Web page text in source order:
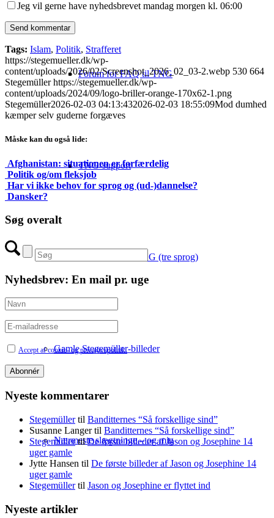
Forum for FAQ til TNG
TNG-support
Database med TNG (tre sprog)
Gamle Stegemüller-billeder
Nærmeste slægtninge – og mig
Jeg vil gerne have nyhedsbrevet mandag morgen kl. 06:00
Tags: Islam, Politik, Strafferet
https://stegemueller.dk/wp-
content/uploads/2026/02/Screenshot_2026_02_03-2.webp 530 664
Stegemüller https://stegemueller.dk/wp-
content/uploads/2024/09/logo-briller-orange-170x62-1.png
Stegemüller2026-02-03 04:13:432026-02-03 18:55:09Mod dumhed
kæmper selv guderne forgæves
Måske kan du også lide:
Afghanistan: situationen er forfærdelig
Politik og/om fleksjob
Har vi ikke behov for sprog og (ud-)dannelse?
Dansker?
Søg overalt
Nyhedsbrev: En mail pr. uge
Accept af cookie- og privatlivspolitik.
Nyeste kommentarer
Stegemüllertil Banditternes “Så forskellige sind”
Susanne Langertil Banditternes “Så forskellige sind”
StegemüllertilDe første billeder af Jason og Josephine 14
uger gamle
Jytte Hansen til De første billeder af Jason og Josephine 14
uger gamle
Stegemüllertil Jason og Josephine er flyttet ind
Nyeste artikler